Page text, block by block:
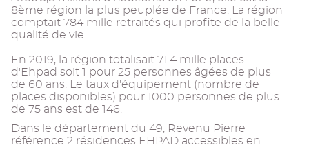
8ème région la plus peuplée de France. La région
comptait 784 mille retraités qui profite de la belle
qualité de vie.
En 2019, la région totalisait 71.4 mille places
d'Ehpad soit 1 pour 25 personnes âgées de plus
de 60 ans. Le taux d'équipement (nombre de
places disponibles) pour 1000 personnes de plus
de 75 ans est de 146.
Dans le département du 49, Revenu Pierre
référence 2 résidences EHPAD accessibles en